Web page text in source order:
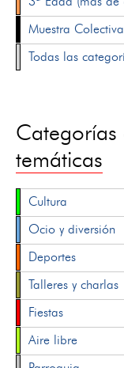
Muestra Colectiva
Todas las
temáticas
Cultura
Ocio y diversión
Deportes
Talleres y charlas
Fiestas
Aire libre